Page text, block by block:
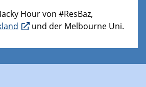
Hour von #ResBaz,
und der Melbourne Uni.